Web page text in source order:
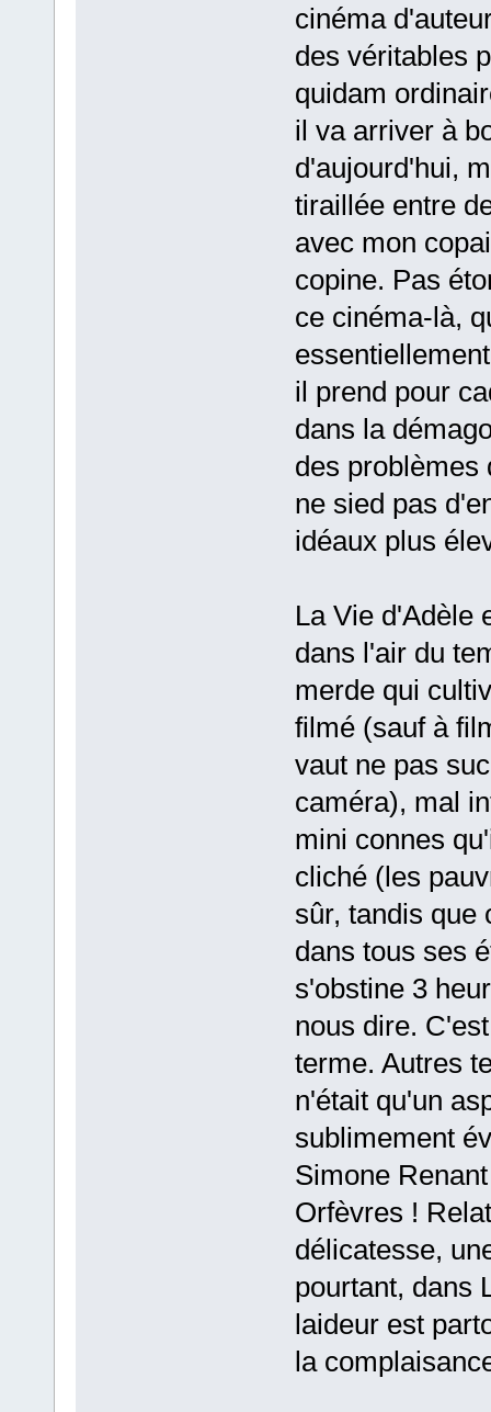
cinéma
des véritables
quidam
il va arriver à
d'aujourd'hui,
tiraillée entre
avec mon
copine. Pas
ce cinéma-là,
il prend pour
dans la
des problèmes
ne sied pas
idéaux plus
La Vie d'Adèle
dans l'air du
merde qui
filmé (sauf à
vaut ne pas
caméra), mal
mini connes
cliché (les
sûr, tandis que
dans tous ses
s'obstine 3
nous dire.
terme. Autres
n'était qu'un
sublimement
Simone
Orfèvres !
délicatesse,
pourtant, dans
laideur est
la